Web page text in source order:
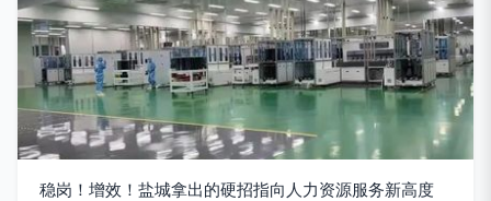
稳岗！增效！盐城拿出的硬招指向人力资源服务新高度